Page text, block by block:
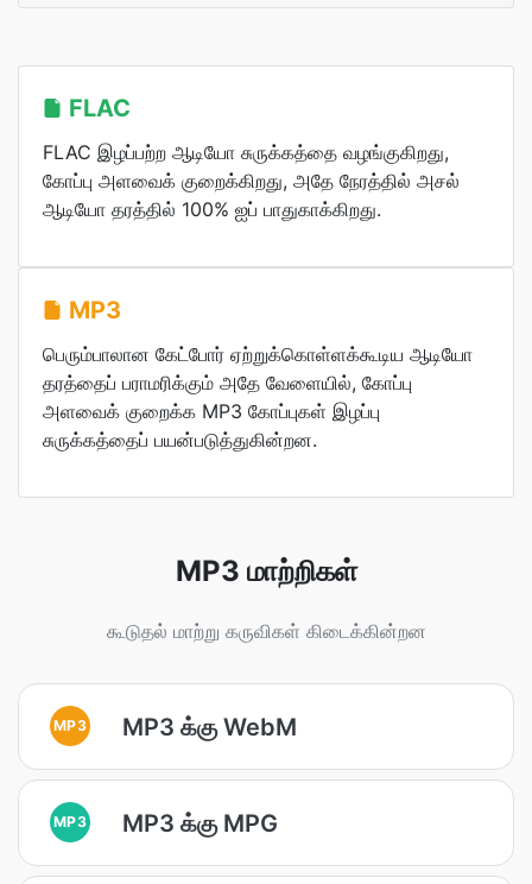
FLAC
FLAC இழப்பற்ற ஆடியோ சுருக்கத்தை வழங்குகிறது,
கோப்பு அளவைக் குறைக்கிறது, அதே நேரத்தில் அசல்
ஆடியோ தரத்தில் 100% ஐப் பாதுகாக்கிறது.
MP3
பெரும்பாலான கேட்போர் ஏற்றுக்கொள்ளக்கூடிய ஆடியோ
தரத்தைப் பராமரிக்கும் அதே வேளையில், கோப்பு
அளவைக் குறைக்க MP3 கோப்புகள் இழப்பு
சுருக்கத்தைப் பயன்படுத்துகின்றன.
MP3 மாற்றிகள்
கூடுதல் மாற்று கருவிகள் கிடைக்கின்றன
MP3 MP3 க்கு WebM
MP3 MP3 க்கு MPG